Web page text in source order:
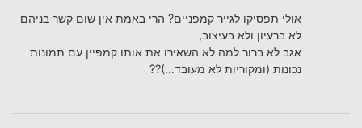
אולי תפסיקו לגייר קמפניים? הרי באמת אין שום קשר בניהם
לא ברעיון ולא בעיצוב,
אגב לא ברור למה לא השאירו את אותו קמפיין עם תמונות
נכונות (ומקוריות לא מעובד…)??